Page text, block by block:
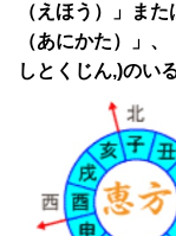
（えほう）」ま
（あにかた）」
しとくじん,)のい